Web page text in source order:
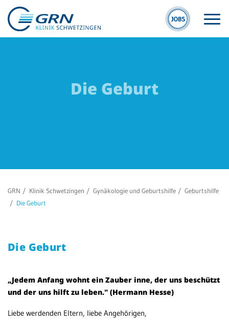
Medizinische
Themenseiten
Patientenportal
Barrierefreiheit
Die Geburt
GRN Klinik Schwetzingen Gynäkologie und Geburtshilfe
Geburtshilfe
Die Geburt
Die Geburt
„Jedem Anfang wohnt ein Zauber inne, der uns beschützt
und der uns hilft zu leben." (Hermann Hesse)
Liebe werdenden Eltern, liebe Angehörigen,